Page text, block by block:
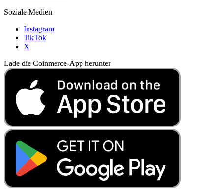
Soziale Medien
Instagram
TikTok
X
Lade die Coinmerce-App herunter